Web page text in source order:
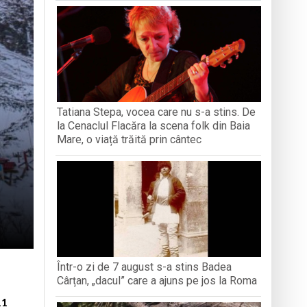
dedicat marelui voievod, la
stres, iar una dezvoltă anxietate,
orașul dintr-o perspectivă diferită
propriul talisman „prinzător de vise”
Tatiana Stepa, vocea care nu s-a stins. De
la Cenaclul Flacăra la scena folk din Baia
Mare, o viață trăită prin cântec
Într-o zi de 7 august s-a stins Badea
Cârțan, „dacul” care a ajuns pe jos la Roma